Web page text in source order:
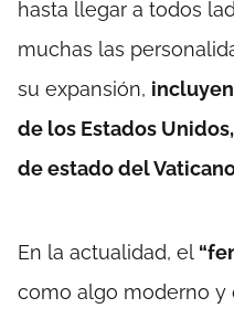
hasta llegar a todos
muchas las
su expansión,
de los Estados
de estado del
En la actualidad, el
como algo moderno y